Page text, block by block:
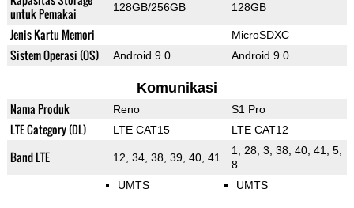
untuk Pemakai
128GB/256GB 128GB
Jenis Kartu Memori MicroSDXC
Sistem Operasi (OS) Android 9.0 Android 9.0
Komunikasi
Nama Produk Reno S1 Pro
LTE Category (DL) LTE CAT15 LTE CAT12
Band LTE 12, 34, 38, 39, 40, 41
1, 28, 3, 38, 40, 41, 5,
8
UMTS UMTS